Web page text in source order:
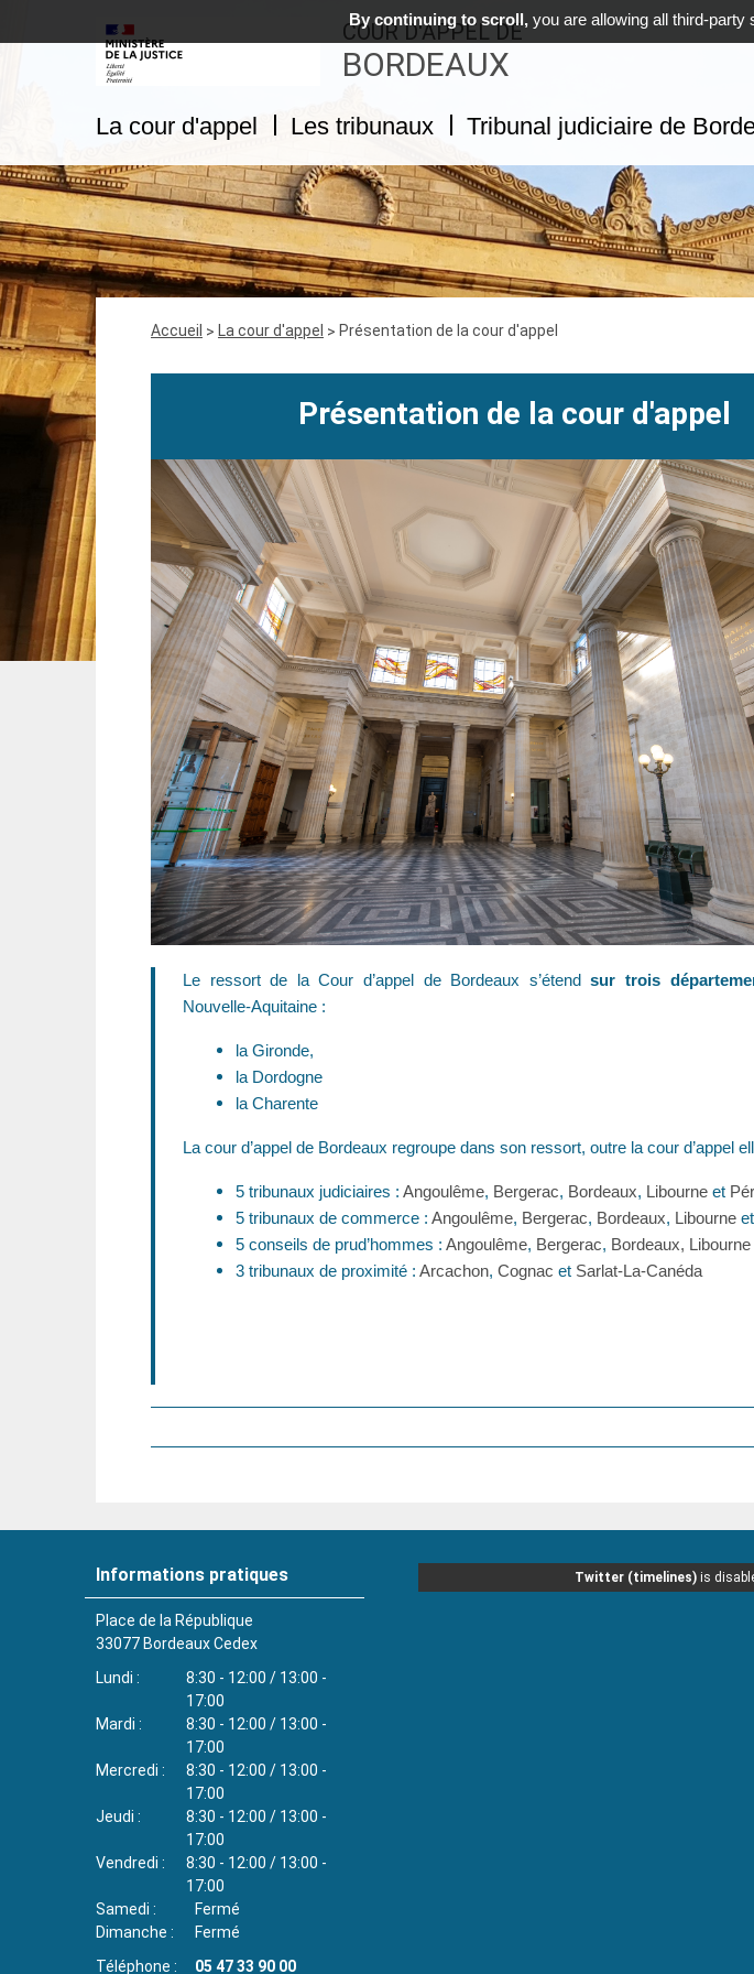
COUR D'APPEL DE
BORDEAUX
La cour d'appel Les tribunaux Tribunal judiciaire de
Fil
Accueil La cour d'appel Présentation de la cour d'appel
Présentation de la cour d'appel
Le ressort de la Cour d’appel de Bordeaux s’étendsur trois
Nouvelle-Aquitaine :
la Gironde,
la Dordogne
la Charente
La cour d’appel de Bordeaux regroupe dans son ressort, outre la cour d’appel
5 tribunaux judiciaires : Angoulême, Bergerac, Bordeaux, Libourne et
5 tribunaux de commerce : Angoulême, Bergerac, Bordeaux, Libourne et
5 conseils de prud’hommes : Angoulême, Bergerac, Bordeaux, Libourne
3 tribunaux de proximité : Arcachon, Cognac et Sarlat-La-Canéda
Informations pratiques
Place de la République
33077Bordeaux Cedex
Lundi
8:30 - 12:00 / 13:00 -
17:00
Mardi
8:30 - 12:00 / 13:00 -
17:00
Mercredi
8:30 - 12:00 / 13:00 -
17:00
Jeudi
8:30 - 12:00 / 13:00 -
17:00
Vendredi
8:30 - 12:00 / 13:00 -
17:00
Samedi
Fermé
Dimanche
Fermé
Téléphone
05 47 33 90 00
Twitter (timelines)is
By continuing to scroll, you are allowing all third-party